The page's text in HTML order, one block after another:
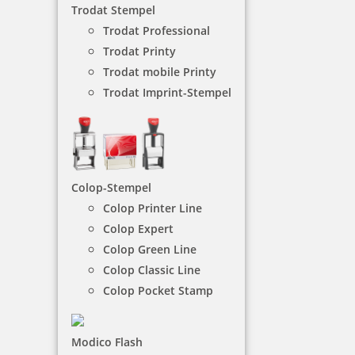
Trodat Stempel
Trodat Professional
Trodat Printy
Trodat mobile Printy
Trodat Imprint-Stempel
Colop-Stempel
Colop Printer Line
Colop Expert
Colop Green Line
Colop Classic Line
Colop Pocket Stamp
Modico Flash
NACH WUNSCHSTEMPEL FILTERN
€+
3 Artikel in der Kategorie
Heri Switch Write and Stamp 50690 Stempelkugelschreiber 34 x